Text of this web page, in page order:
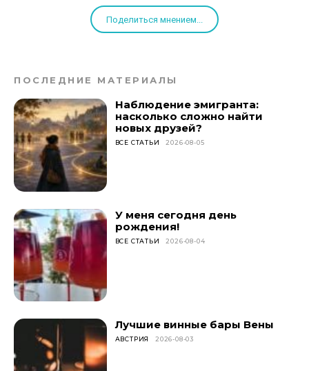
Поделиться мнением...
ПОСЛЕДНИЕ МАТЕРИАЛЫ
Наблюдение эмигранта:
насколько сложно найти
новых друзей?
ВСЕ СТАТЬИ 2026-08-05
У меня сегодня день
рождения!
ВСЕ СТАТЬИ 2026-08-04
Лучшие винные бары Вены
АВСТРИЯ 2026-08-03